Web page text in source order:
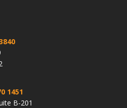
1451
B-201